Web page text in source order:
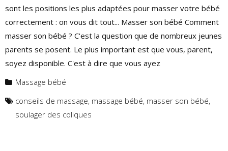
sont les positions les plus adaptées pour masser votre bébé
correctement : on vous dit tout... Masser son bébé Comment
masser son bébé ? C'est la question que de nombreux jeunes
parents se posent. Le plus important est que vous, parent,
soyez disponible. C'est à dire que vous ayez
Massage bébé
conseils de massage, massage bébé, masser son bébé,
soulager des coliques